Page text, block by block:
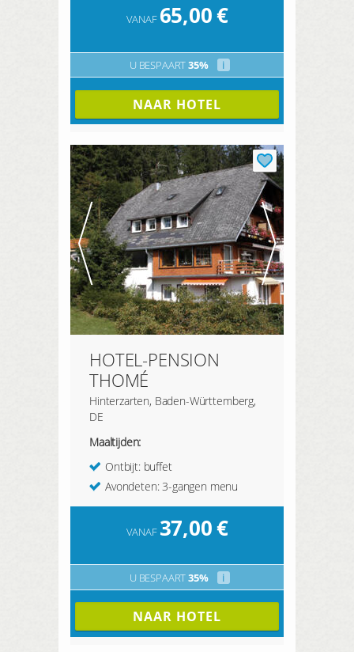
VANAF 65,00€
U BESPAART35% i
NAAR HOTEL
HOTEL-PENSION
THOMÉ
Hinterzarten, Baden-Württemberg,
DE
Maaltijden:
Ontbijt: buffet
Avondeten: 3-gangen menu
VANAF 37,00€
U BESPAART35% i
NAAR HOTEL